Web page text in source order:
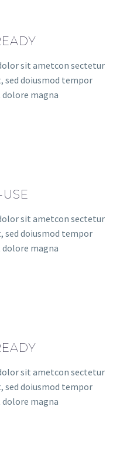
sit ametcon sectetur
sed doiusmod tempor
magna
sit ametcon sectetur
sed doiusmod tempor
magna
sit ametcon sectetur
sed doiusmod tempor
magna